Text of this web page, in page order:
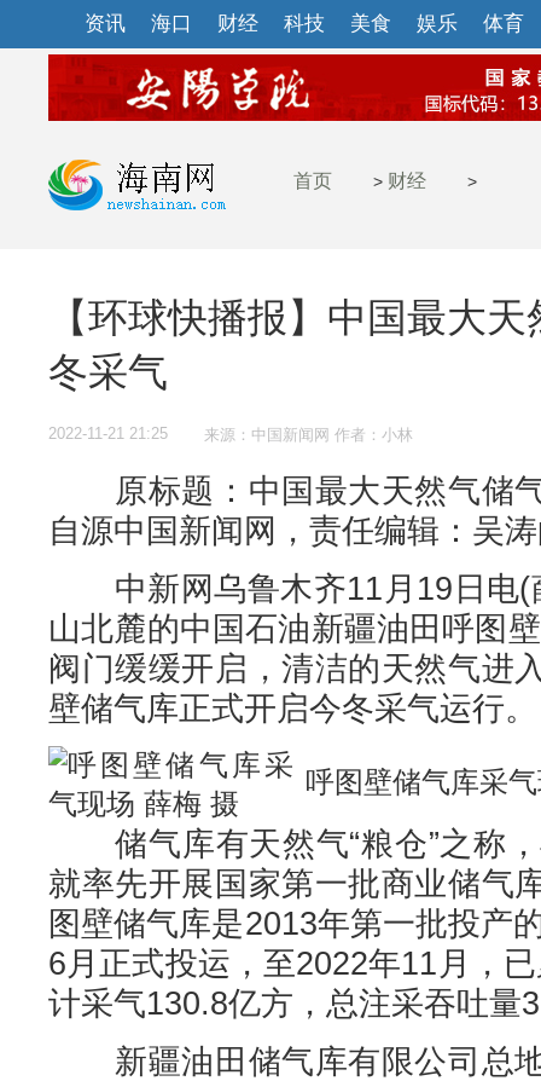
资讯 海口 财经 科技 美食 娱乐 体育
首页 > 财经 >
【环球快播报】中国最大
冬采气
2022-11-21 21:25 来源：中国新闻网 作者：小林
原标题：中国最大天然气储
自源中国新闻网，责任编辑：吴
中新网乌鲁木齐11月19日电(
山北麓的中国石油新疆油田呼图
阀门缓缓开启，清洁的天然气进
壁储气库正式开启今冬采气运行。
呼图壁储气库采
储气库有天然气“粮仓”之称，
就率先开展国家第一批商业储气
图壁储气库是2013年第一批投产
6月正式投运，至2022年11月，
计采气130.8亿方，总注采吞吐量
新疆油田储气库有限公司总